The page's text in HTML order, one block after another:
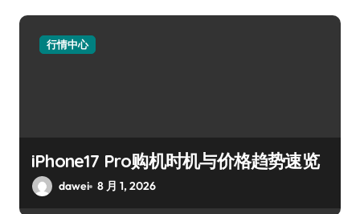
行情中心
iPhone17 Pro购机时机与价格趋势速览
dawei 8 月 1, 2026